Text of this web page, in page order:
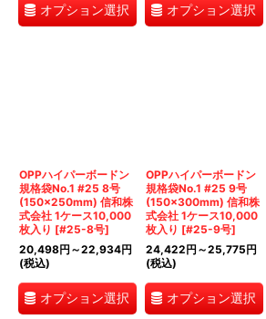
オプション選択 オプション選択
OPPハイパーボードン
規格袋No.1 #25 8号
(150×250mm) 信和株
式会社 1ケース10,000
枚入り [#25-8号]
20,498円 ～22,934円
(税込)
オプション選択
OPPハイパーボードン
規格袋No.1 #25 9号
(150×300mm) 信和株
式会社 1ケース10,000
枚入り [#25-9号]
24,422円 ～25,775円
(税込)
オプション選択